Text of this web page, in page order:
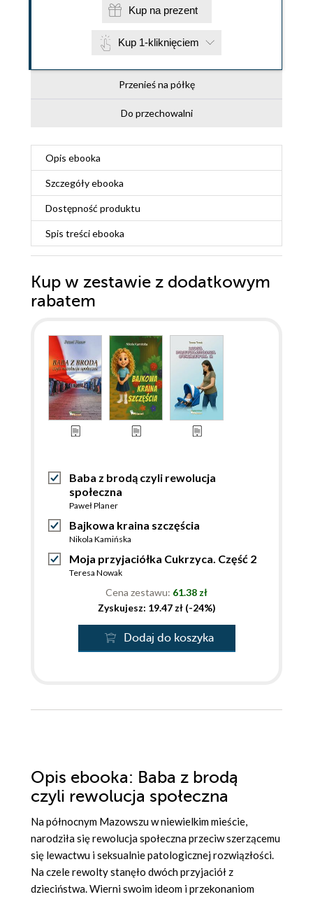
Kup na prezent
Kup 1-kliknięciem
Przenieś na półkę
Do przechowalni
Opis ebooka
Szczegółyebooka
Dostępność produktu
Spis treściebooka
Kup w zestawie z dodatkowym
rabatem
Baba z brodą czyli rewolucja
społeczna
Paweł Planer
Bajkowa kraina szczęścia
Nikola Kamińska
Moja przyjaciółka Cukrzyca. Część 2
Teresa Nowak
Cena zestawu: 61.38 zł
Zyskujesz: 19.47 zł (-24%)
Dodaj do koszyka
Opis ebooka: Baba z brodą
czyli rewolucja społeczna
Na północnym Mazowszu w niewielkim mieście,
narodziła się rewolucja społeczna przeciw szerzącemu
się lewactwu i seksualnie patologicznej rozwiązłości.
Na czele rewolty stanęło dwóch przyjaciół z
dzieciństwa. Wierni swoim ideom i przekonaniom